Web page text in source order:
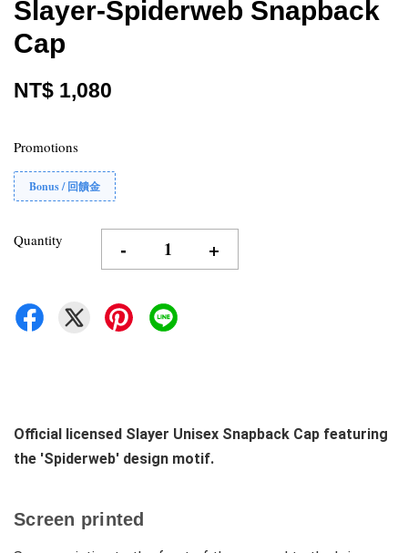
Slayer-Spiderweb Snapback
Cap
NT$ 1,080
Promotions
Bonus / 回饋金
Quantity - +
Official licensed Slayer Unisex Snapback Cap featuring
the 'Spiderweb' design motif.
Screen printed